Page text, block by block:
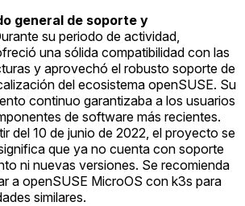
general de soporte y
su periodo de actividad,
una sólida compatibilidad con las
y aprovechó el robusto soporte de
del ecosistema openSUSE. Su
continuo garantizaba a los usuarios
de software más recientes.
del 10 de junio de 2022, el proyecto se
que ya no cuenta con soporte
ni nuevas versiones. Se recomienda
a openSUSE MicroOS con k3s para
similares.